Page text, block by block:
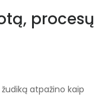
procesų
atpažino kaip